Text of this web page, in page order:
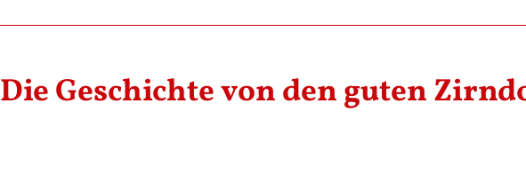
Die Geschichte von den guten